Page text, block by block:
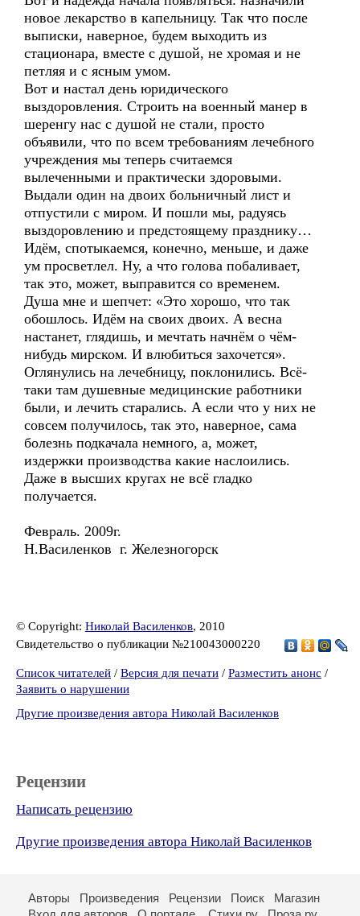
новое лекарство в капельницу. Так что после
выписки, наверное, будем выходить из
стационара, вместе с душой, не хромая и не
петляя и с ясным умом.
Вот и настал день юридического
выздоровления. Строить на военный манер в
шеренгу нас с душой не стали, просто
объявили, что по всем требованиям лечебного
учреждения мы теперь считаемся
вылеченными и практически здоровыми.
Выдали один на двоих больничный лист и
отпустили с миром. И пошли мы, радуясь
выздоровлению и предстоящему празднику…
Идём, спотыкаемся, конечно, меньше, и даже
ум просветлел. Ну, а что голова побаливает,
так это, может, выправится со временем.
Душа мне и шепчет: «Это хорошо, что так
обошлось. Идём на своих двоих. А весна
настанет, глядишь, и мечтать начнём о чём-
нибудь мирском. И влюбиться захочется».
Оглянулись на лечебницу, поклонились. Всё-
таки там душевные медицинские работники
были, и лечить старались. А если что у них не
совсем получилось, так это, наверное, сама
болезнь подкачала немного, а, может,
издержки производства какие наслоились.
Даже в высших кругах не всё гладко
получается.
Февраль. 2009г.
Н.Василенков г. Железногорск
© Copyright: Николай Василенков, 2010
Свидетельство о публикации №210043000220
Список читателей / Версия для печати / Разместить анонс /
Заявить о нарушении
Другие произведения автора Николай Василенков
Рецензии
Написать рецензию
Другие произведения автора Николай Василенков
Авторы Произведения Рецензии Поиск
Магазин